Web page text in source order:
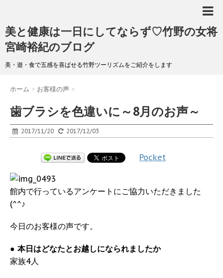
美と健康は一日にしてならず♡竹野の女将
宮崎裕紀のブログ
美・遊・食で五感を喜ばせる竹野ツーリズムをご紹介をします
ホーム > お客様の声 >
歯ブラシを色違いに～8月のお声～
2017/11/20 2017/12/03
Pocket
館内で行っているアンケートにご協力いただきました
(^^♪
今日のお客様の声です。
● 本日はどなたとお越しになられましたか
家族4人